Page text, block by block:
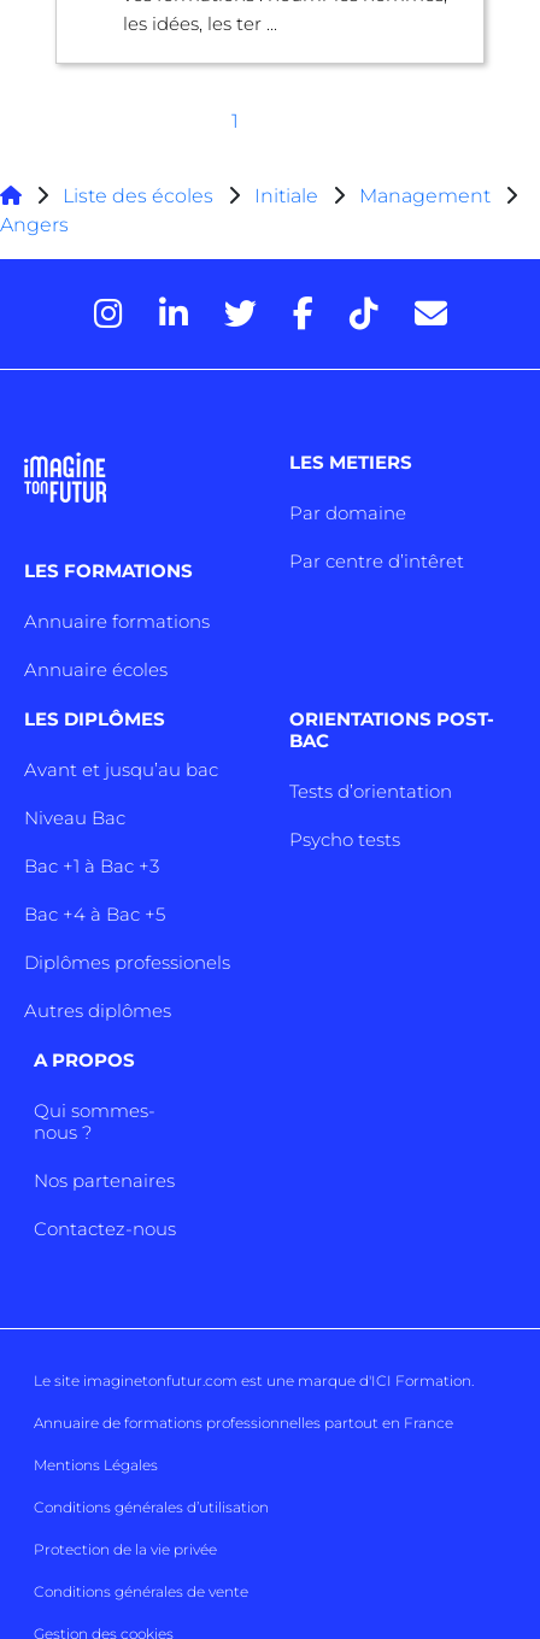
les idées, les ter ...
1
Liste des écoles Initiale
Management
Angers
LES FORMATIONS
Annuaire formations
Annuaire écoles
LES METIERS
Par domaine
Par centre d’intêret
LES DIPLÔMES
Avant et jusqu’au bac
Niveau Bac
Bac +1 à Bac +3
Bac +4 à Bac +5
Diplômes professionels
Autres diplômes
ORIENTATIONS POST-
BAC
Tests d’orientation
Psycho tests
A PROPOS
Qui sommes-
nous ?
Nos partenaires
Contactez-nous
Le site imaginetonfutur.com est une marque d'ICI Formation.
Annuaire de formations professionnelles partout en France
Mentions Légales
Conditions générales d’utilisation
Protection de la vie privée
Conditions générales de vente
Gestion des cookies